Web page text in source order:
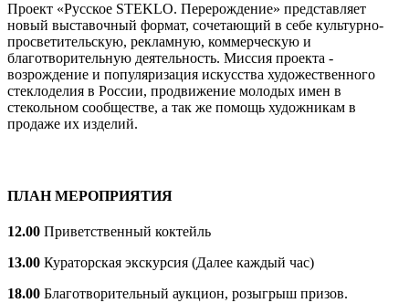
Проект «Русское STEKLO. Перерождение» представляет
новый выставочный формат, сочетающий в себе культурно-
просветительскую, рекламную, коммерческую и
благотворительную деятельность. Миссия проекта -
возрождение и популяризация искусства художественного
стеклоделия в России, продвижение молодых имен в
стекольном сообществе, а так же помощь художникам в
продаже их изделий.
ПЛАН МЕРОПРИЯТИЯ
12.00 Приветственный коктейль
13.00 Кураторская экскурсия (Далее каждый час)
18.00 Благотворительный аукцион, розыгрыш призов.